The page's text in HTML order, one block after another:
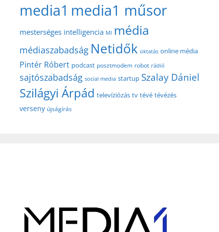
media1 media1 műsor
mesterséges intelligencia MI média
médiaszabadság Netidők oktatás online média
Pintér Róbert podcast posztmodem robot rádió
sajtószabadság social media startup Szalay Dániel
Szilágyi Árpád televíziózás tv tévé tévézés
verseny újságírás